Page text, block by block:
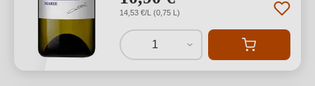
14,53 €/L (0,75 L)
1